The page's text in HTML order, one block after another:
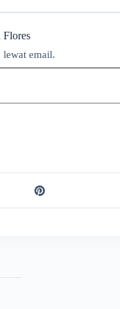
Flores
lewat email.